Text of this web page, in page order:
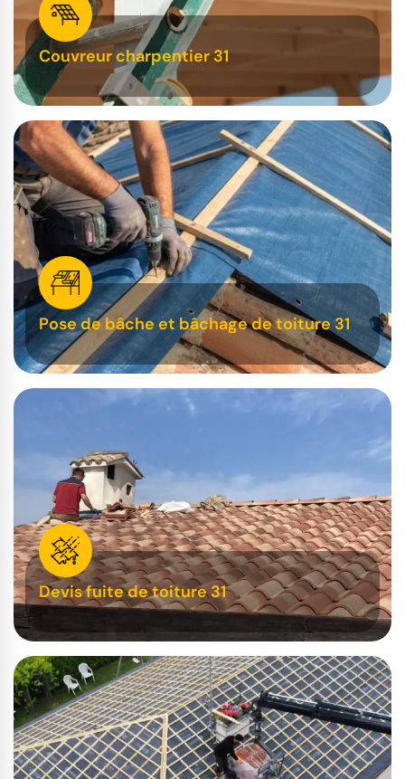
Couvreur charpentier 31
Pose de bâche et bâchage de toiture 31
Devis fuite de toiture 31